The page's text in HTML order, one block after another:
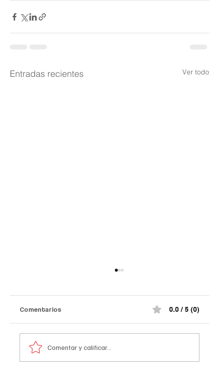
Entradas recientes Ver todo
Comentarios 0.0 / 5 (0)
Comentar y calificar...